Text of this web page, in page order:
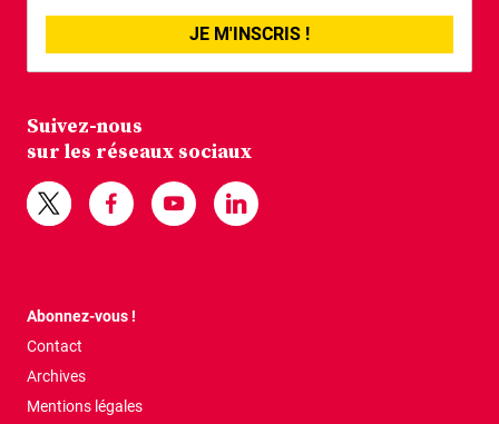
JE M'INSCRIS !
Suivez-nous
sur les réseaux sociaux
Abonnez-vous !
Contact
Archives
Mentions légales